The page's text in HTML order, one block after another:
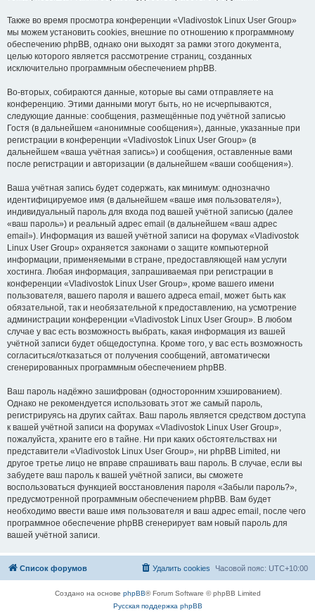
Также во время просмотра конференции «Vladivostok Linux User Group»
мы можем установить cookies, внешние по отношению к программному
обеспечению phpBB, однако они выходят за рамки этого документа,
целью которого является рассмотрение страниц, созданных
исключительно программным обеспечением phpBB.
Во-вторых, собираются данные, которые вы сами отправляете на
конференцию. Этими данными могут быть, но не исчерпываются,
следующие данные: сообщения, размещённые под учётной записью
Гостя (в дальнейшем «анонимные сообщения»), данные, указанные при
регистрации в конференции «Vladivostok Linux User Group» (в
дальнейшем «ваша учётная запись») и сообщения, оставленные вами
после регистрации и авторизации (в дальнейшем «ваши сообщения»).
Ваша учётная запись будет содержать, как минимум: однозначно
идентифицируемое имя (в дальнейшем «ваше имя пользователя»),
индивидуальный пароль для входа под вашей учётной записью (далее
«ваш пароль») и реальный адрес email (в дальнейшем «ваш адрес
email»). Информация из вашей учётной записи на форумах «Vladivostok
Linux User Group» охраняется законами о защите компьютерной
информации, применяемыми в стране, предоставляющей нам услуги
хостинга. Любая информация, запрашиваемая при регистрации в
конференции «Vladivostok Linux User Group», кроме вашего имени
пользователя, вашего пароля и вашего адреса email, может быть как
обязательной, так и необязательной к предоставлению, на усмотрение
администрации конференции «Vladivostok Linux User Group». В любом
случае у вас есть возможность выбрать, какая информация из вашей
учётной записи будет общедоступна. Кроме того, у вас есть возможность
согласиться/отказаться от получения сообщений, автоматически
сгенерированных программным обеспечением phpBB.
Ваш пароль надёжно зашифрован (односторонним хэшированием).
Однако не рекомендуется использовать этот же самый пароль,
регистрируясь на других сайтах. Ваш пароль является средством доступа
к вашей учётной записи на форумах «Vladivostok Linux User Group»,
пожалуйста, храните его в тайне. Ни при каких обстоятельствах ни
представители «Vladivostok Linux User Group», ни phpBB Limited, ни
другое третье лицо не вправе спрашивать ваш пароль. В случае, если вы
забудете ваш пароль к вашей учётной записи, вы сможете
воспользоваться функцией восстановления пароля «Забыли пароль?»,
предусмотренной программным обеспечением phpBB. Вам будет
необходимо ввести ваше имя пользователя и ваш адрес email, после чего
программное обеспечение phpBB сгенерирует вам новый пароль для
вашей учётной записи.
Список форумов Часовой пояс: UTC+10:00
Удалить cookies
Создано на основе phpBB® Forum Software © phpBB Limited
Русская поддержка phpBB